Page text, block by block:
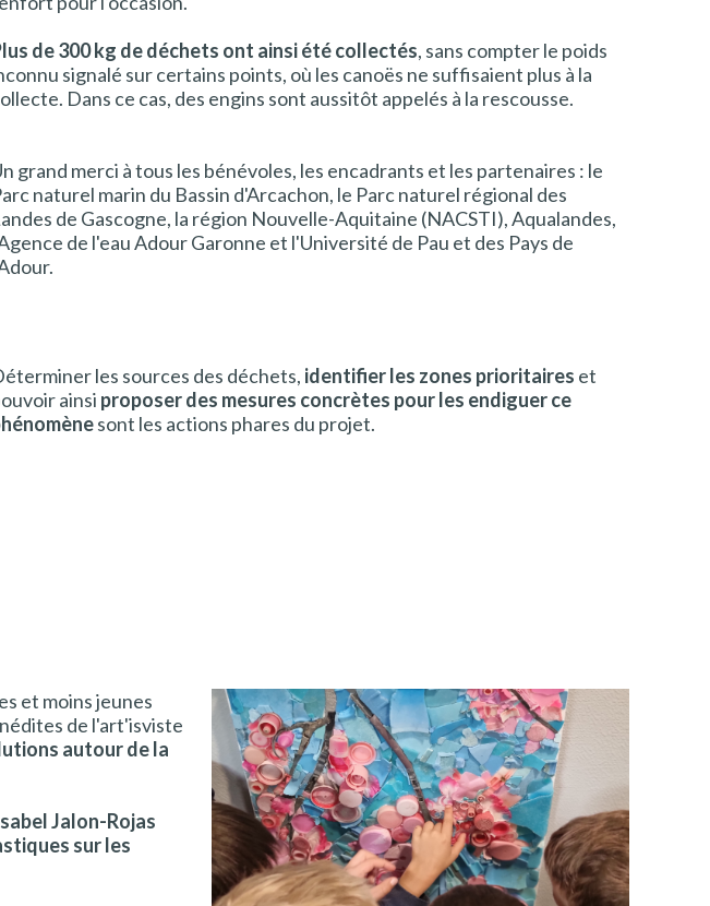
de 300 kg de déchets ont ainsi été collectés, sans compter le poids
signalé sur certains points, où les canoës ne suffisaient plus à la
Dans ce cas, des engins sont aussitôt appelés à la rescousse.
grand merci à tous les bénévoles, les encadrants et les partenaires : le
naturel marin du Bassin d'Arcachon, le Parc naturel régional des
de Gascogne, la région Nouvelle-Aquitaine (NACSTI), Aqualandes,
de l'eau Adour Garonne et l'Université de Pau et des Pays de
les sources des déchets, identifier les zones prioritaires et
ainsi proposer des mesures concrètes pour les endiguer ce
sont les actions phares du projet.
et moins jeunes
de l'art'isviste
autour de la
Jalon-Rojas
sur les